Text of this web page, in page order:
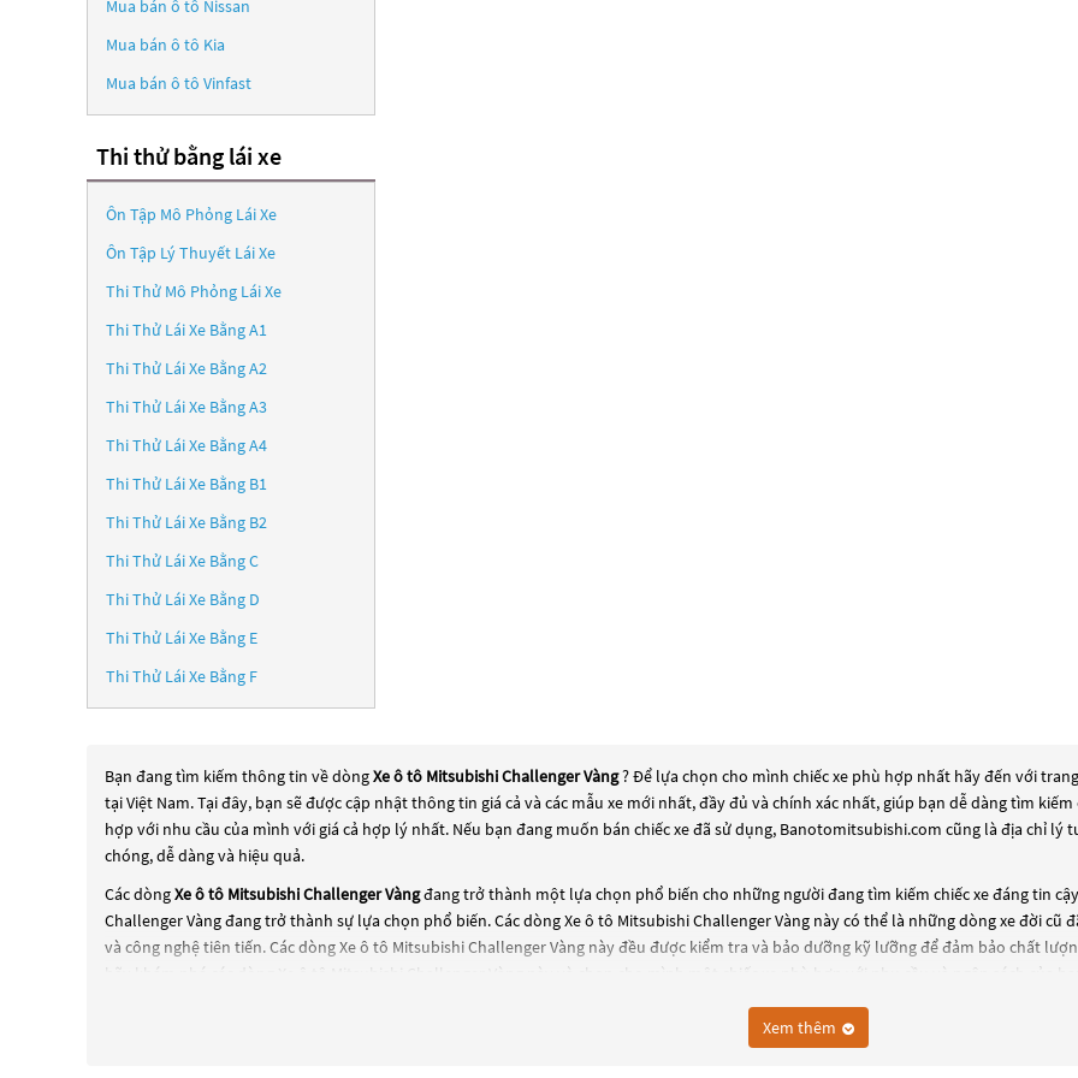
Mua bán ô tô Nissan
Mua bán ô tô Kia
Mua bán ô tô Vinfast
Thi thử bằng lái xe
Ôn Tập Mô Phỏng Lái Xe
Ôn Tập Lý Thuyết Lái Xe
Thi Thử Mô Phỏng Lái Xe
Thi Thử Lái Xe Bằng A1
Thi Thử Lái Xe Bằng A2
Thi Thử Lái Xe Bằng A3
Thi Thử Lái Xe Bằng A4
Thi Thử Lái Xe Bằng B1
Thi Thử Lái Xe Bằng B2
Thi Thử Lái Xe Bằng C
Thi Thử Lái Xe Bằng D
Thi Thử Lái Xe Bằng E
Thi Thử Lái Xe Bằng F
Bạn đang tìm kiếm thông tin về dòngXe ô tô Mitsubishi Challenger Vàng? Để lựa chọn cho mình chiếc xe phù hợp nhất hãy đến với
tại Việt Nam. Tại đây, bạn sẽ được cập nhật thông tin giá cả và các mẫu xe mới nhất, đầy đủ và chính xác nhất, giúp bạn dễ dàng tìm
hợp với nhu cầu của mình với giá cả hợp lý nhất. Nếu bạn đang muốn bán chiếc xe đã sử dụng, Banotomitsubishi.com cũng là địa chỉ
chóng, dễ dàng và hiệu quả.
Các dòngXe ô tô Mitsubishi Challenger Vàngđang trở thành một lựa chọn phổ biến cho những người đang tìm kiếm chiếc xe đáng tin
Challenger Vàngđang trở thành sự lựa chọn phổ biến. Các dòngXe ô tô Mitsubishi Challenger Vàng này có thể là những dòng xe đời cũ
và công nghệ tiên tiến. Các dòngXe ô tô Mitsubishi Challenger Vàng này đều được kiểm tra và bảo dưỡng kỹ lưỡng để đảm bảo chất
hãy khám phá các dòng
Xe ô tô Mitsubishi Challenger Vàng này và chọn cho mình một chiếc xe phù hợp với nhu cầu và ngân sách của
Xem thêm